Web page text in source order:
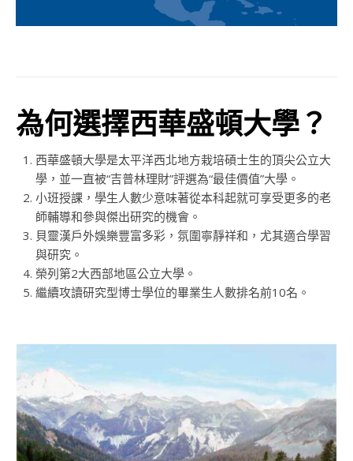
為何選擇西華盛頓大學？
西華盛頓大學是太平洋西北地方栽培碩士生的頂尖公立大
學，並一直被“吉普林理財”評選為“最佳價值”大學。
小班授課，學生人數少意味著從本科起就可享受更多的老
師輔導和參與傑出研究的機會。
貝靈漢戶外娛樂豐富多彩，氛圍寧靜祥和，尤其適合學習
與研究。
榮列第2大西部地區公立大學。
繼續攻讀研究型博士學位的畢業生人數排名前10名。